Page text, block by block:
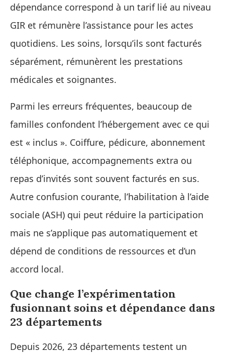
dépendance correspond à un tarif lié au niveau
GIR et rémunère l’assistance pour les actes
quotidiens. Les soins, lorsqu’ils sont facturés
séparément, rémunèrent les prestations
médicales et soignantes.
Parmi les erreurs fréquentes, beaucoup de
familles confondent l’hébergement avec ce qui
est « inclus ». Coiffure, pédicure, abonnement
téléphonique, accompagnements extra ou
repas d’invités sont souvent facturés en sus.
Autre confusion courante, l’habilitation à l’aide
sociale (ASH) qui peut réduire la participation
mais ne s’applique pas automatiquement et
dépend de conditions de ressources et d’un
accord local.
Que change l’expérimentation
fusionnant soins et dépendance dans
23 départements
Depuis 2026, 23 départements testent un